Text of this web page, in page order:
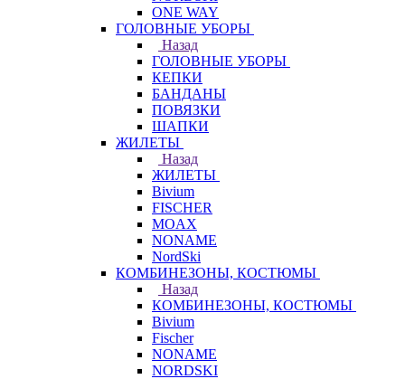
ONE WAY
ГОЛОВНЫЕ УБОРЫ
Назад
ГОЛОВНЫЕ УБОРЫ
КЕПКИ
БАНДАНЫ
ПОВЯЗКИ
ШАПКИ
ЖИЛЕТЫ
Назад
ЖИЛЕТЫ
Bivium
FISCHER
MOAX
NONAME
NordSki
КОМБИНЕЗОНЫ, КОСТЮМЫ
Назад
КОМБИНЕЗОНЫ, КОСТЮМЫ
Bivium
Fischer
NONAME
NORDSKI